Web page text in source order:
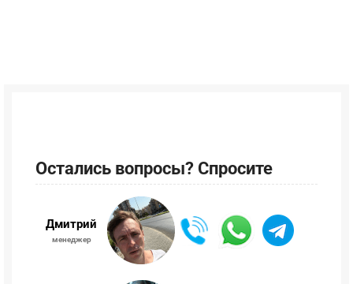
Остались вопросы? Спросите
Дмитрий
менеджер